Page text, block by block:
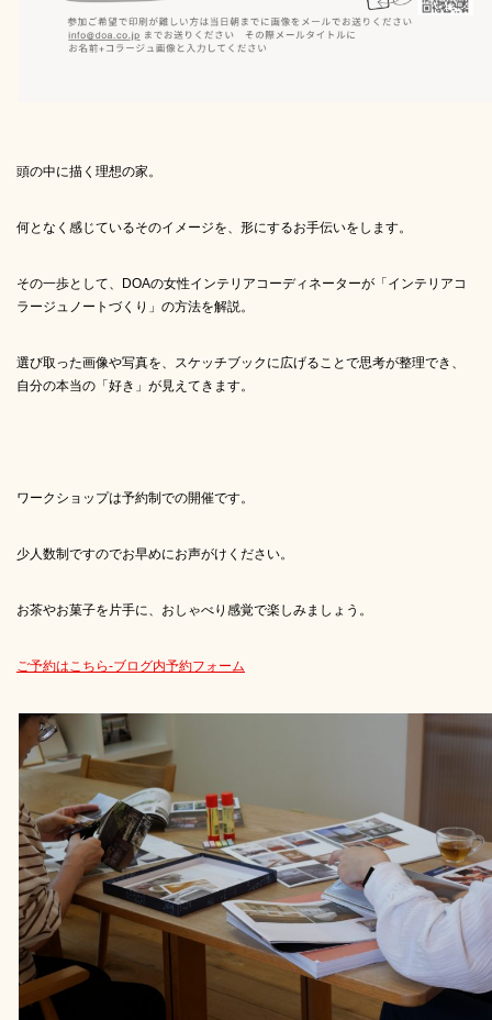
頭の中に描く理想の家。
何となく感じているそのイメージを、形にするお手伝いをします。
その一歩として、DOAの女性インテリアコーディネーターが「インテリアコ
ラージュノートづくり」の方法を解説。
選び取った画像や写真を、 スケッチブックに広げることで思考が整理でき、
自分の本当の「好き」が見えてきます。
ワークショップは予約制での開催です。
少人数制ですのでお早めにお声がけください。
お茶やお菓子を片手に、おしゃべり感覚で楽しみましょう。
ご予約はこちら-ブログ内予約フォーム